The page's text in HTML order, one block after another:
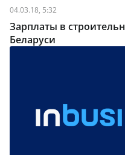
04.03.18, 5:32
Зарплаты в
Беларуси